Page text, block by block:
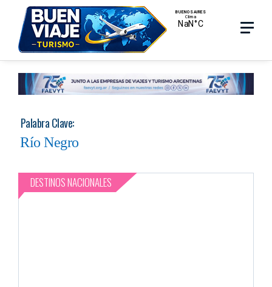
content
Menu
Palabra Clave:
Río Negro
DESTINOS NACIONALES